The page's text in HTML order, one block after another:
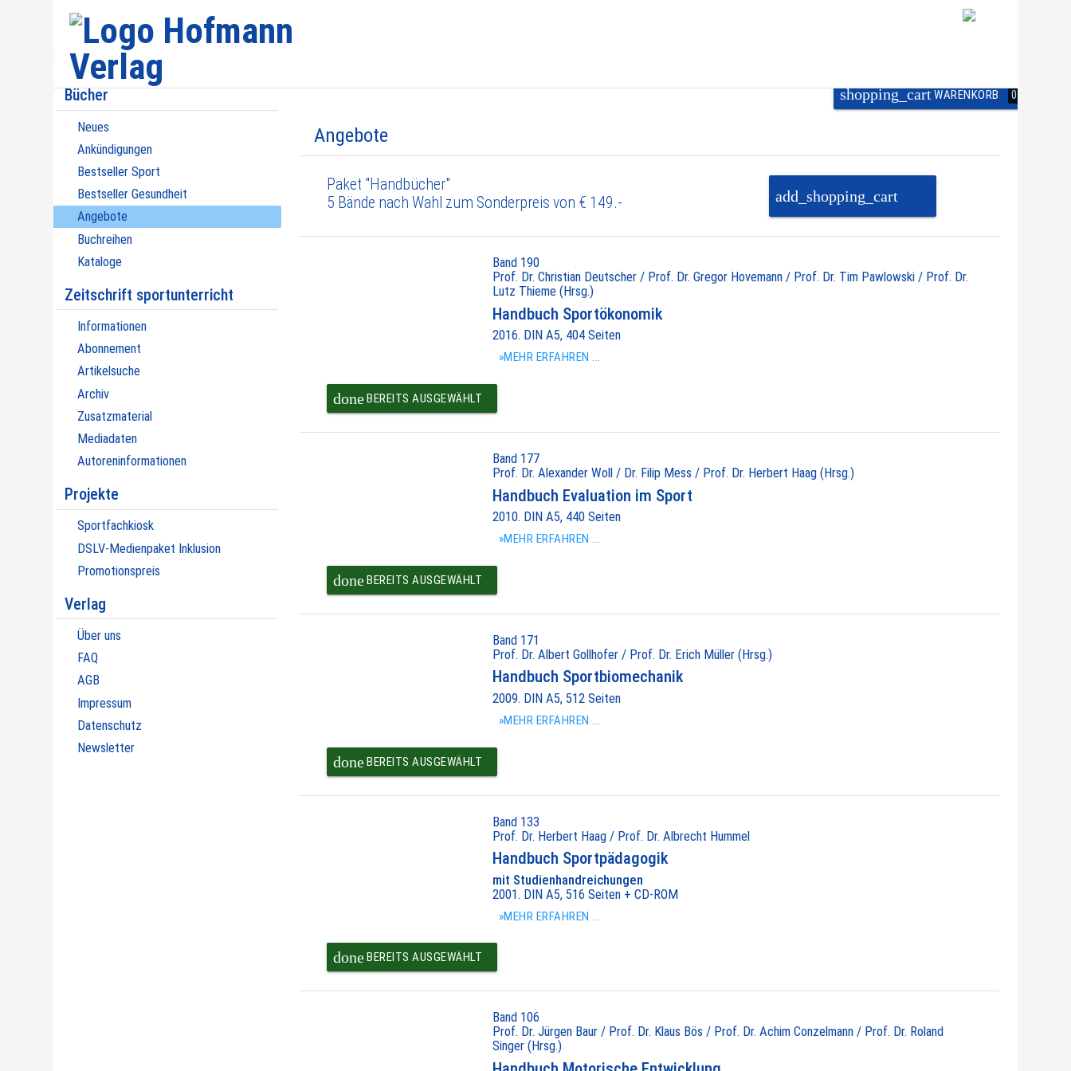
Bücher
Neues
Ankündigungen
Bestseller Sport
Bestseller Gesundheit
Angebote
Buchreihen
Kataloge
Zeitschrift sportunterricht
Informationen
Abonnement
Artikelsuche
Archiv
Zusatzmaterial
Mediadaten
Autoreninformationen
Projekte
Sportfachkiosk
DSLV-Medienpaket Inklusion
Promotionspreis
Verlag
Über uns
FAQ
AGB
Impressum
Datenschutz
Newsletter
shopping_cartWARENKORB 0
Angebote
Paket "Handbücher"
5 Bände nach Wahl zum Sonderpreis von € 149.-
add_shopping_cart
WARENKORB
Band 190
Prof. Dr. Christian Deutscher / Prof. Dr. Gregor Hovemann / Prof. Dr. Tim Pawlowski / Prof. Dr.
Lutz Thieme (Hrsg.)
Handbuch Sportökonomik
2016. DIN A5, 404 Seiten
»MEHR ERFAHREN ...
doneBEREITS AUSGEWÄHLT
Band 177
Prof. Dr. Alexander Woll / Dr. Filip Mess / Prof. Dr. Herbert Haag (Hrsg.)
Handbuch Evaluation im Sport
2010. DIN A5, 440 Seiten
»MEHR ERFAHREN ...
doneBEREITS AUSGEWÄHLT
Band 171
Prof. Dr. Albert Gollhofer / Prof. Dr. Erich Müller (Hrsg.)
Handbuch Sportbiomechanik
2009. DIN A5, 512 Seiten
»MEHR ERFAHREN ...
doneBEREITS AUSGEWÄHLT
Band 133
Prof. Dr. Herbert Haag / Prof. Dr. Albrecht Hummel
Handbuch Sportpädagogik
mit Studienhandreichungen
2001. DIN A5, 516 Seiten + CD-ROM
»MEHR ERFAHREN ...
doneBEREITS AUSGEWÄHLT
Band 106
Prof. Dr. Jürgen Baur / Prof. Dr. Klaus Bös / Prof. Dr. Achim Conzelmann / Prof. Dr. Roland
Singer (Hrsg.)